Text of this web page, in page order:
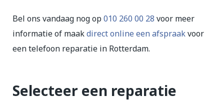
Bel ons vandaag nog op010 260 00 28 voor meer
informatie of maakdirect online een afspraakvoor
een telefoon reparatie in Rotterdam.
Selecteer een reparatie